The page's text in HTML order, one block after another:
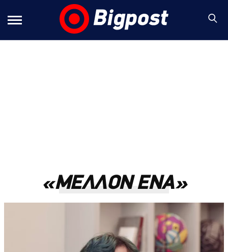
«ΜΕΛΛΟΝ ΕΝΑ»